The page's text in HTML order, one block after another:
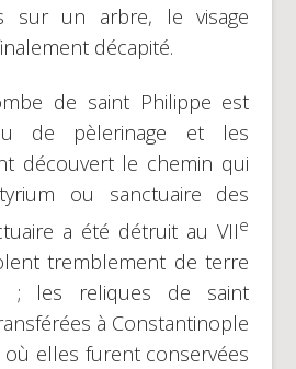
sur un arbre, le visage
décapité.
de saint Philippe est
de pèlerinage et les
découvert le chemin qui
ou sanctuaire des
a été détruit au VIIe
tremblement de terre
; les reliques de saint
à Constantinople
où elles furent conservées